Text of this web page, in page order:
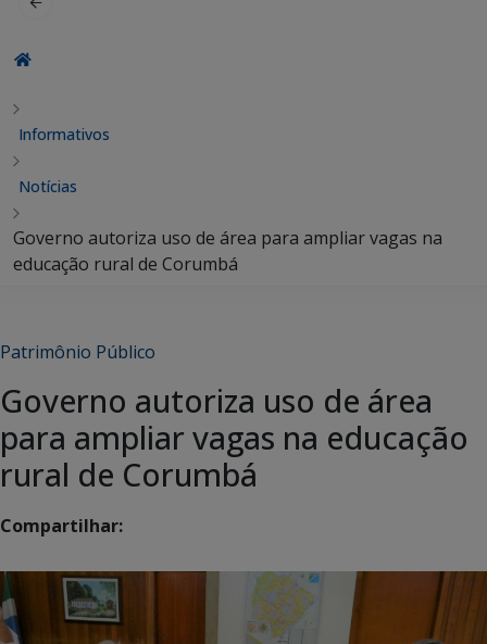
Informativos
Notícias
Governo autoriza uso de área para ampliar vagas na
educação rural de Corumbá
Patrimônio Público
Governo autoriza uso de área
para ampliar vagas na educação
rural de Corumbá
Compartilhar: